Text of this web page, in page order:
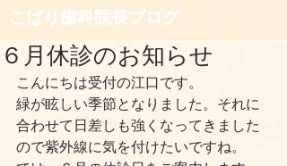
こばり歯科院長ブログ​
６月休診のお知らせ
こんにちは受付の江口です。
緑が眩しい季節となりました。それに
合わせて日差しも強くなってきました
ので紫外線に気を付けたいですね。